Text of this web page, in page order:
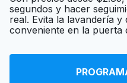
Washateria -
Lavanderia
Washateria
segundos y hacer
real. Evita la lavandería
conveniente en la puerta